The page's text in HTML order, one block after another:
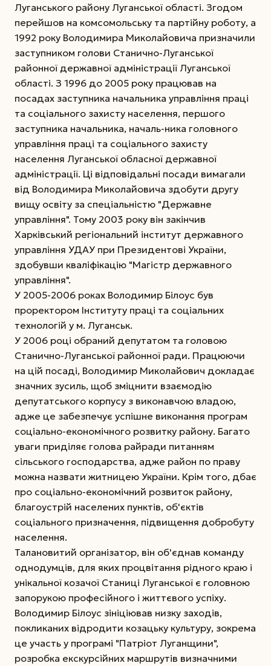
Луганського району Луганської області. Згодом
перейшов на комсомольську та партійну роботу, а
1992 року Володимира Миколайовича призначили
заступником голови Станично-Луганської
районної державної адміністрації Луганської
області. З 1996 до 2005 року працював на
посадах заступника начальника управління праці
та соціального захисту населення, першого
заступника начальника, началь-ника головного
управління праці та соціального захисту
населення Луганської обласної державної
адміністрації. Ці відповідальні посади вимагали
від Володимира Миколайовича здобути другу
вищу освіту за спеціальністю "Державне
управління". Тому 2003 року він закінчив
Харківський регіональний інститут державного
управління УДАУ при Президентові України,
здобувши кваліфікацію "Магістр державного
управління".
У 2005-2006 роках Володимир Білоус був
проректором Інституту праці та соціальних
технологій у м. Луганськ.
У 2006 році обраний депутатом та головою
Станично-Луганської районної ради. Працюючи
на цій посаді, Володимир Миколайович докладає
значних зусиль, щоб зміцнити взаємодію
депутатського корпусу з виконавчою владою,
адже це забезпечує успішне виконання програм
соціально-економічного розвитку району. Багато
уваги приділяє голова райради питанням
сільського господарства, адже район по праву
можна назвати житницею України. Крім того, дбає
про соціально-економічний розвиток району,
благоустрій населених пунктів, об'єктів
соціального призначення, підвищення добробуту
населення.
Талановитий організатор, він об'єднав команду
однодумців, для яких процвітання рідного краю і
унікальної козачої Станиці Луганської є головною
запорукою професійного і життєвого успіху.
Володимир Білоус зініціював низку заходів,
покликаних відродити козацьку культуру, зокрема
це участь у програмі "Патріот Луганщини",
розробка екскурсійних маршрутів визначними